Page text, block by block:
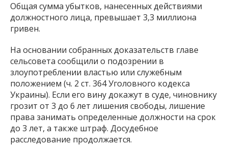
Общая сумма убытков, нанесенных действиями
должностного лица, превышает 3,3 миллиона
гривен.
На основании собранных доказательств главе
сельсовета сообщили о подозрении в
злоупотреблении властью или служебным
положением (ч. 2 ст. 364 Уголовного кодекса
Украины). Если его вину докажут в суде, чиновнику
грозит от 3 до 6 лет лишения свободы, лишение
права занимать определенные должности на срок
до 3 лет, а также штраф. Досудебное
расследование продолжается.